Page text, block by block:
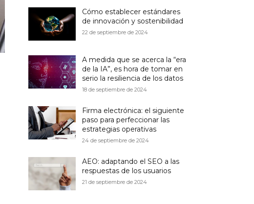
Cómo establecer estándares
de innovación y sostenibilidad
22 de septiembre de 2024
A medida que se acerca la “era
de la IA”, es hora de tomar en
serio la resiliencia de los datos
18 de septiembre de 2024
Firma electrónica: el siguiente
paso para perfeccionar las
estrategias operativas
24 de septiembre de 2024
AEO: adaptando el SEO a las
respuestas de los usuarios
21 de septiembre de 2024